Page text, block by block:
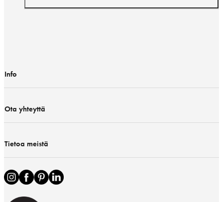
Info
Ota yhteyttä
Tietoa meistä